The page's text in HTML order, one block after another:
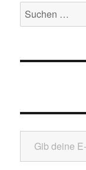
Suchen
nach:
Gib deine E-Mail-Adresse ein ...